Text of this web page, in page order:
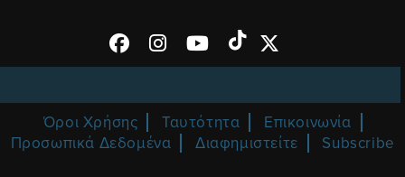
Όροι Χρήσης Ταυτότητα
Επικοινωνία
Προσωπικά Δεδομένα
Διαφημιστείτε Subscribe